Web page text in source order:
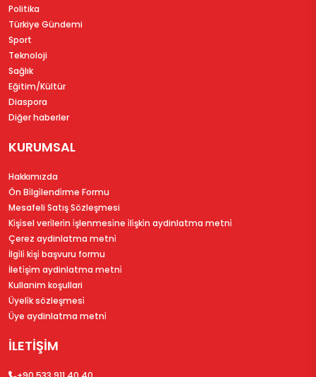
Politika
Türkiye Gündemi
Sport
Teknoloji
Sağlık
Eğitim/Kültür
Diaspora
Diğer haberler
KURUMSAL
Hakkımızda
Ön Bi̇lgi̇lendi̇rme Formu
Mesafeli Satış Sözleşmesi
Ki̇şi̇sel veri̇leri̇n i̇şlenmesi̇ne i̇li̇şki̇n aydinlatma metni̇
Çerez aydinlatma metni̇
İlgi̇li̇ ki̇şi̇ başvuru formu
İleti̇şi̇m aydinlatma metni̇
Kullanim koşullari
Üyeli̇k sözleşmesi̇
Üye aydinlatma metni̇
İLETİŞİM